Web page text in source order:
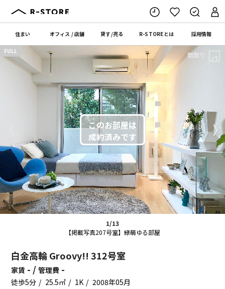
住まい オフィス /店舗 貸す/売る R-STOREとは 採用情報
1/13
【掲載写真207号室】緑萌ゆる部屋
〉
FULL 間取り
白金高輪 Groovy!! 312号室
家賃 - /管理費 -
徒歩5分 25.5㎡ 1K 2008年05月